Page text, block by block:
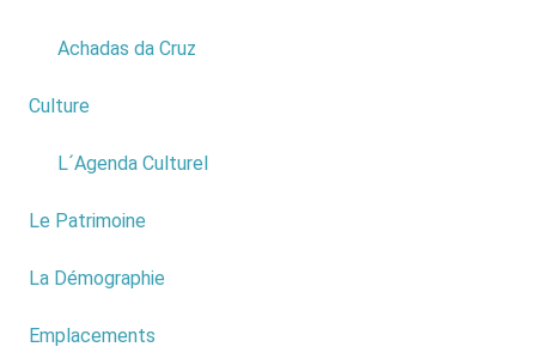
Achadas da Cruz
Culture
L´Agenda Culturel
Le Patrimoine
La Démographie
Emplacements